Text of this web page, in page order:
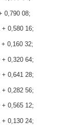
0,790 08;
+ 0,580 16;
0,160 32;
+ 0,320 64;
+ 0,641 28;
+ 0,282 56;
+ 0,565 12;
+ 0,130 24;